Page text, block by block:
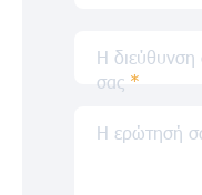
Η διεύθυνση
σας *
Η ερώτησή